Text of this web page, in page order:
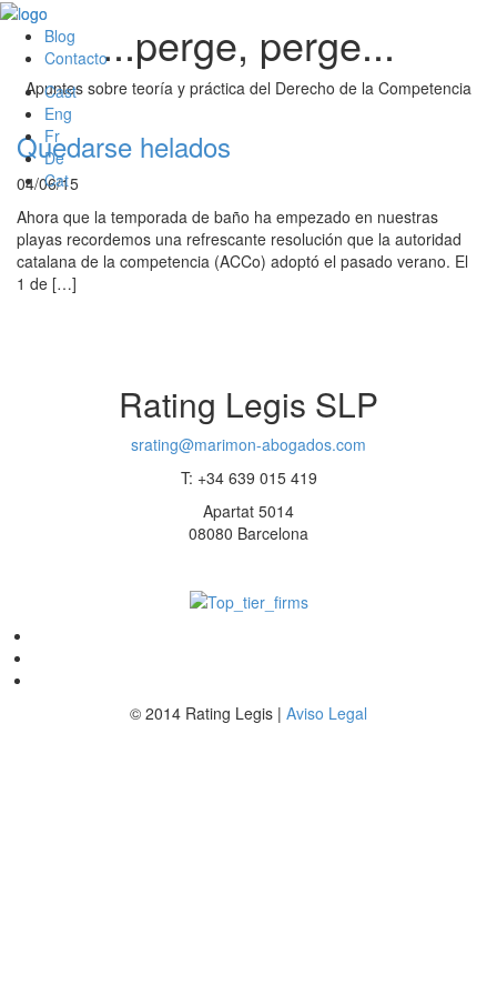
Blog
Contacto
Cast
Eng
Fr
De
Cat
...perge, perge...
Apuntes sobre teoría y práctica del Derecho de la Competencia
Quedarse helados
04/06/15
Ahora que la temporada de baño ha empezado en nuestras
playas recordemos una refrescante resolución que la autoridad
catalana de la competencia (ACCo) adoptó el pasado verano. El
1 de […]
Rating Legis SLP
srating@marimon-abogados.com
T: +34 639 015 419
Apartat 5014
08080 Barcelona
© 2014 Rating Legis | Aviso Legal